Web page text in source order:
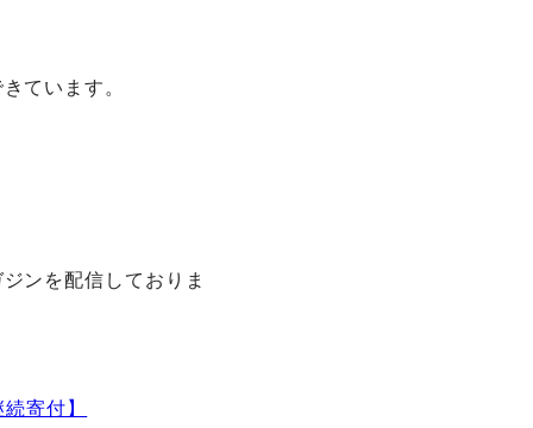
ています。
ンを配信しておりま
寄付】